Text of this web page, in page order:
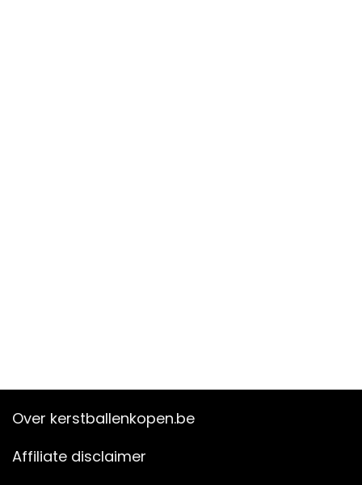
Over kerstballenkopen.be
Affiliate disclaimer